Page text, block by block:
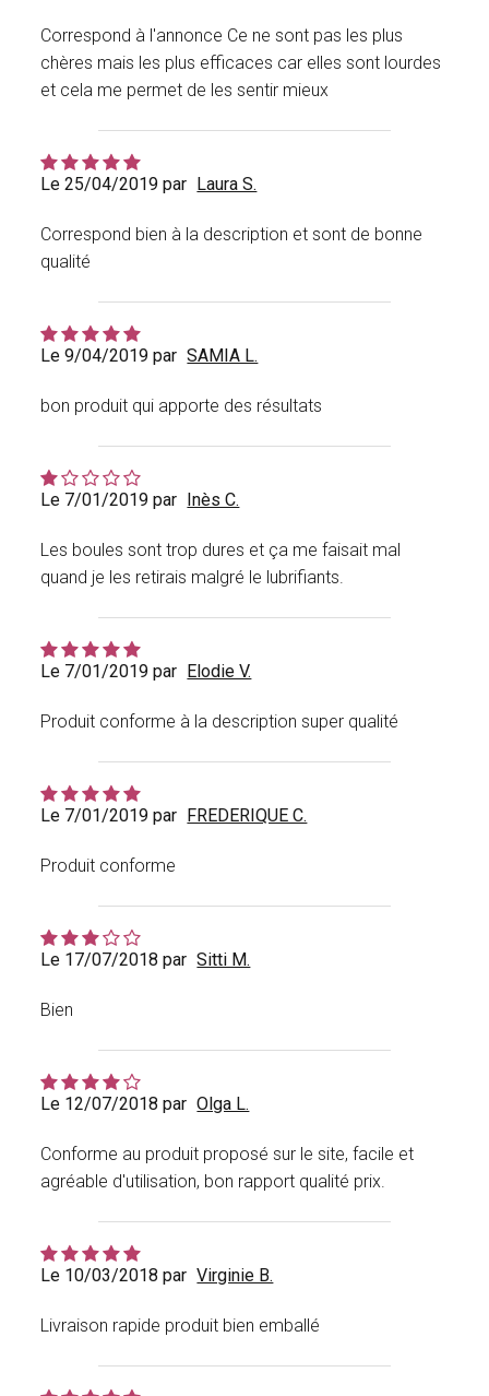
Correspond à l'annonce Ce ne sont pas les plus
chères mais les plus efficaces car elles sont lourdes
et cela me permet de les sentir mieux
Le 25/04/2019 par Laura S.
Correspond bien à la description et sont de bonne
qualité
Le 9/04/2019 par SAMIA L.
bon produit qui apporte des résultats
Le 7/01/2019 par Inès C.
Les boules sont trop dures et ça me faisait mal
quand je les retirais malgré le lubrifiants.
Le 7/01/2019 par Elodie V.
Produit conforme à la description super qualité
Le 7/01/2019 par FREDERIQUE C.
Produit conforme
Le 17/07/2018 par Sitti M.
Bien
Le 12/07/2018 par Olga L.
Conforme au produit proposé sur le site, facile et
agréable d'utilisation, bon rapport qualité prix.
Le 10/03/2018 par Virginie B.
Livraison rapide produit bien emballé